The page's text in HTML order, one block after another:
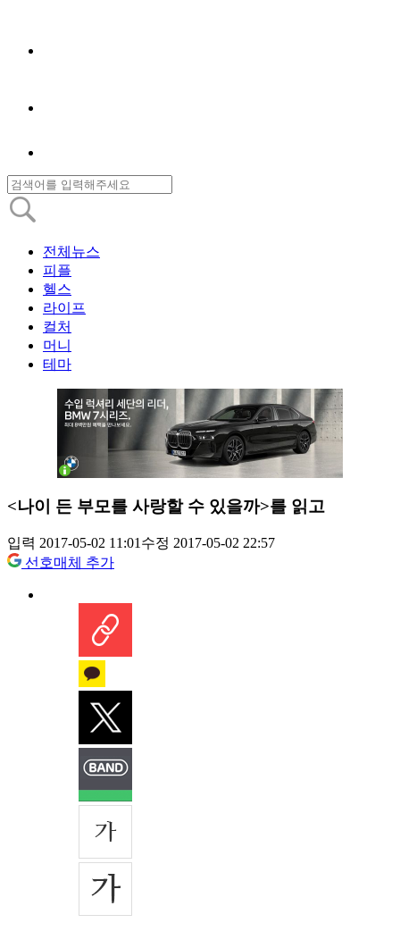
전체뉴스
피플
헬스
라이프
컬처
머니
테마
<나이 든 부모를 사랑할 수 있을까>를 읽고
입력 2017-05-02 11:01수정 2017-05-02 22:57
선호매체 추가